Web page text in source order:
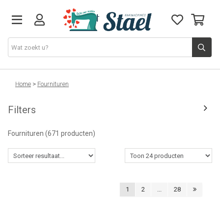
Machines
Accessoires
Naaigaren
Stoffen
Home > Fournituren
Filters
Fournituren (671 producten)
1 2 ... 28